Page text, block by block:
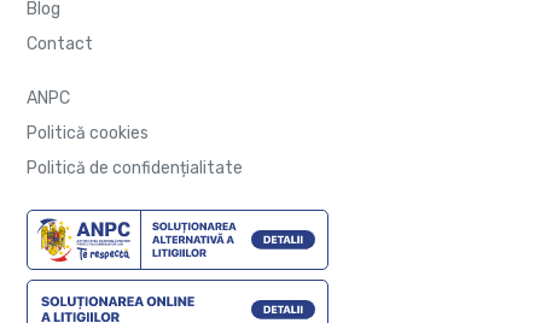
Blog
Contact
ANPC
Politică cookies
Politică de confidențialitate